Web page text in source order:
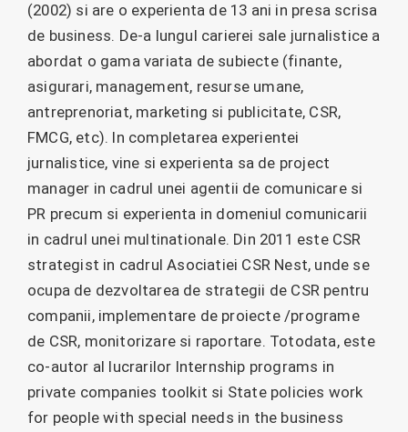
(2002) si are o experienta de 13 ani in presa scrisa
de business. De-a lungul carierei sale jurnalistice a
abordat o gama variata de subiecte (finante,
asigurari, management, resurse umane,
antreprenoriat, marketing si publicitate, CSR,
FMCG, etc). In completarea experientei
jurnalistice, vine si experienta sa de project
manager in cadrul unei agentii de comunicare si
PR precum si experienta in domeniul comunicarii
in cadrul unei multinationale. Din 2011 este CSR
strategist in cadrul Asociatiei CSR Nest, unde se
ocupa de dezvoltarea de strategii de CSR pentru
companii, implementare de proiecte /programe
de CSR, monitorizare si raportare. Totodata, este
co-autor al lucrarilor Internship programs in
private companies toolkit si State policies work
for people with special needs in the business